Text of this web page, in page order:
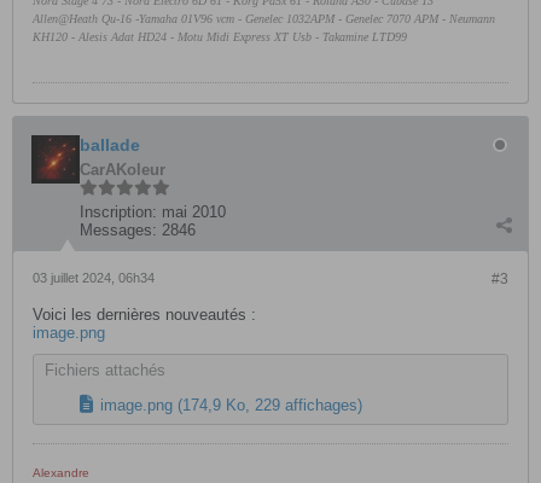
Allen@Heath Qu-16 -Yamaha 01V96 vcm - Genelec 1032APM - Genelec 7070 APM - Neumann
KH120 - Alesis Adat HD24 - Motu Midi Express XT Usb - Takamine LTD99
ballade
CarAKoleur
Inscription: mai 2010
Messages: 2846
#3
03 juillet 2024, 06h34
Voici les dernières nouveautés :
image.png
Fichiers attachés
image.png (174,9 Ko, 229 affichages)
Alexandre